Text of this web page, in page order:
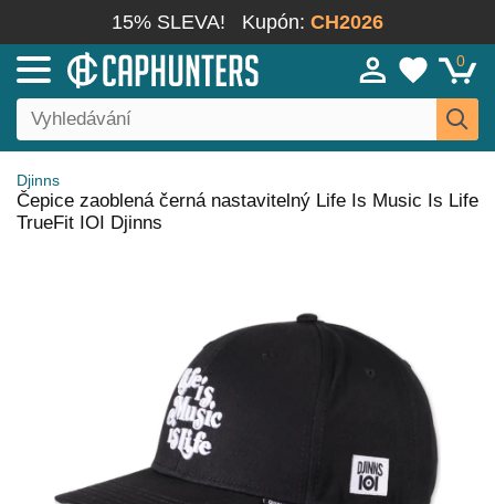
15% SLEVA! Kupón: CH2026
0
Djinns
Čepice zaoblená černá nastavitelný Life Is Music Is Life
TrueFit IOI Djinns